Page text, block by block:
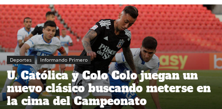
Deportes Informando Primero
U. Católica y Colo Colo juegan un
nuevo clásico buscando meterse en
la cima del Campeonato